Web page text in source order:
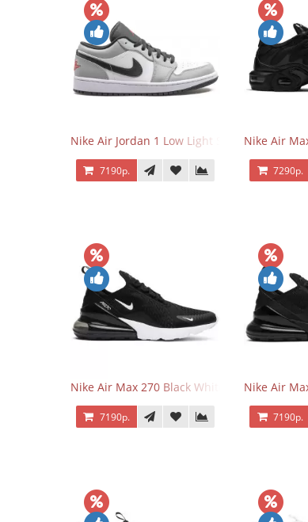
Nike Air Jordan 1 Low Light Smoke Grey
7190р.
Nike Air
7290р.
Nike Air Max 270 Black White
7190р.
Nike Air
7190р.